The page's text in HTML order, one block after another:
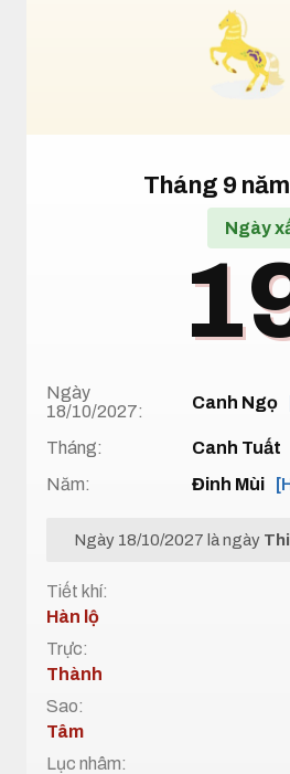
Tháng 9
Ngày
Ngày
18/10/2027:
Canh Ngọ
Tháng: Canh Tuất
Năm:
Đinh Mùi
Ngày 18/10/2027 là ngày
Tiết khí:
Hàn lộ
Trực:
Thành
Sao:
Tâm
Lục nhâm: